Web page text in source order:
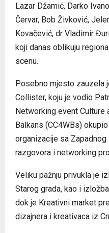
Lazar Džamić, Darko
Červar, Bob Živković,
Kovačević, dr Vladimir
koji danas oblikuju
scenu.
Posebno mjesto zauzela
Collister, koju je vodio
Networking event Culture
Balkans (CC4WBs)
organizacije sa
razgovora i networking
Veliku pažnju privukla je
Starog grada, kao i
dok je Kreativni market
dizajnera i kreativaca iz